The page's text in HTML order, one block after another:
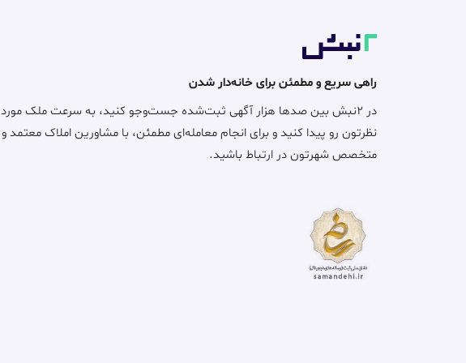
راهی سریع و مطمئن برای خانه‌دار شدن
در ۲نبش بین صدها هزار آگهی ثبت‌شده جست‌وجو کنید، به سرعت ملک مورد
نظرتون رو پیدا کنید و برای انجام معامله‌ای مطمئن، با مشاورین املاک معتمد و
متخصص شهرتون در ارتباط باشید.